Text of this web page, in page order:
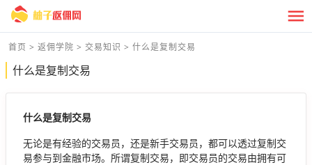
首页 > 返佣学院 > 交易知识 > 什么是复制交易
什么是复制交易
什么是复制交易
无论是有经验的交易员，还是新手交易员，都可以透过复制交
易参与到金融市场。所谓复制交易，即交易员的交易由拥有可